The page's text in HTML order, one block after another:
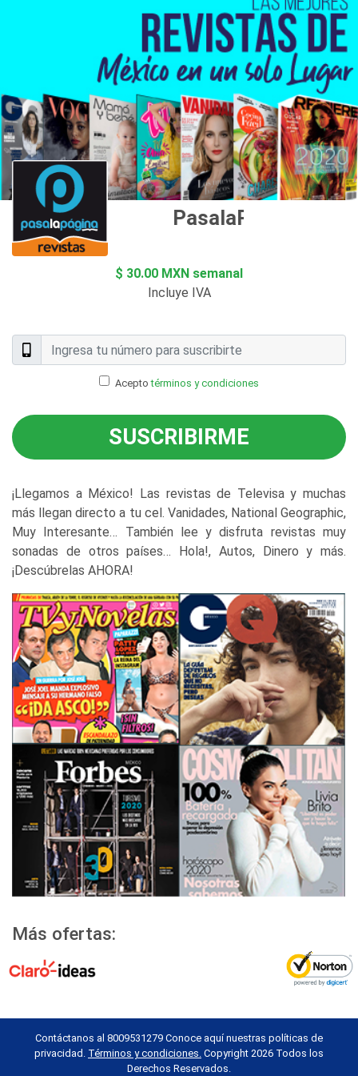
PasalaPágina
$ 30.00 MXN semanal
Incluye IVA
Aceptotérminos y condiciones
SUSCRIBIRME
¡Llegamos a México! Las revistas de Televisa y muchas
más llegan directo a tu cel. Vanidades, National Geographic,
Muy Interesante… También lee y disfruta revistas muy
sonadas de otros países… Hola!, Autos, Dinero y más.
¡Descúbrelas AHORA!
Más ofertas:
Contáctanos al 8009531279 Conoce aquí nuestras políticas de
privacidad. Términos y condiciones. Copyright 2026 Todos los
Derechos Reservados.